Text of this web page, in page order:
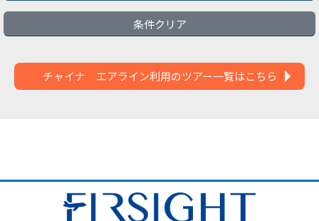
条件クリア
チャイナ エアライン利用のツアー一覧はこちら